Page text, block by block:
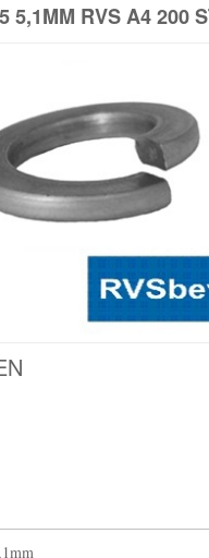
5,1MM RVS A4 200